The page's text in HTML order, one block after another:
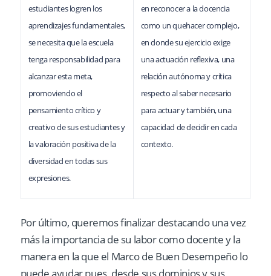
estudiantes logren los
aprendizajes fundamentales,
se necesita que la escuela
tenga responsabilidad para
alcanzar esta meta,
promoviendo el
pensamiento crítico y
creativo de sus estudiantes y
la valoración positiva de la
diversidad en todas sus
expresiones.
en reconocer a la docencia
como un quehacer complejo,
en donde su ejercicio exige
una actuación reflexiva, una
relación autónoma y crítica
respecto al saber necesario
para actuar y también, una
capacidad de decidir en cada
contexto.
Por último, queremos finalizar destacando una vez
más la importancia de su labor como docente y la
manera en la que el Marco de Buen Desempeño lo
puede ayudar pues, desde sus dominios y sus